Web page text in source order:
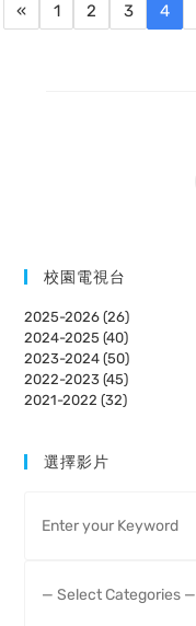
« 1 2 3 4
校園電視台
2025-2026 (26)
2024-2025 (40)
2023-2024 (50)
2022-2023 (45)
2021-2022 (32)
選擇影片